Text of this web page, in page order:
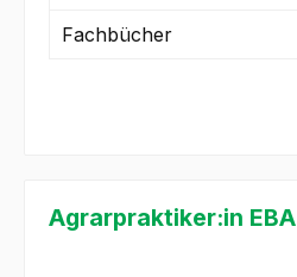
Fachbücher
Agrarpraktiker:in EBA